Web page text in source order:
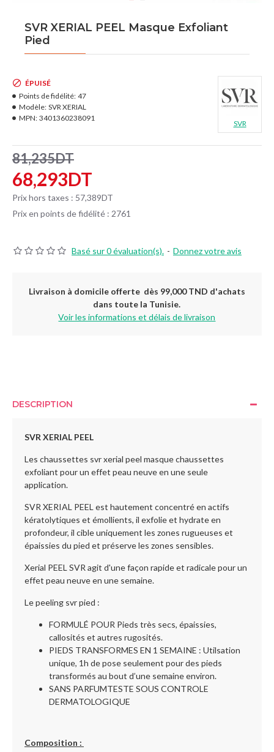
SVR XERIAL PEEL Masque Exfoliant
Pied
Basé sur 0 évaluation(s). - Donnez votre avis
68,293DT
81,235DT
Prix hors taxes : 57,389DT
Prix en points de fidélité : 2761
ÉPUISÉ
Points de fidélité: 47
Modèle: SVR XERIAL
MPN: 3401360238091
SVR
Livraison à domicile offerte dès 99,000 TND d'achats
dans toute la Tunisie.
Voir les informations et délais de livraison
DESCRIPTION
SVR XERIAL PEEL
Les chaussettes svr xerial peel masque chaussettes
exfoliant pour un effet peau neuve en une seule
application.
SVR XERIAL PEEL est hautement concentré en actifs
kératolytiques et émollients, il exfolie et hydrate en
profondeur, il cible uniquement les zones rugueuses et
épaissies du pied et préserve les zones sensibles.
Xerial PEEL SVR agit d'une façon rapide et radicale pour un
effet peau neuve en une semaine.
Le peeling svr pied :
FORMULÉ POUR Pieds très secs, épaissies,
callosités et autres rugosités.
PIEDS TRANSFORMES EN 1 SEMAINE : Utilsation
unique, 1h de pose seulement pour des pieds
transformés au bout d’une semaine environ.
SANS PARFUMTESTE SOUS CONTROLE
DERMATOLOGIQUE
Composition :